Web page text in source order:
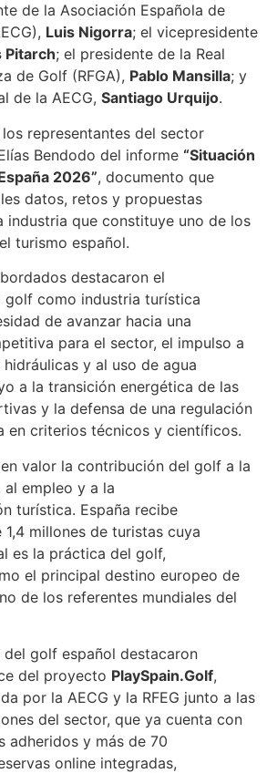
de la Asociación Española de
Luis Nigorra; el vicepresidente
Pitarch; el presidente de la Real
de Golf (RFGA), Pablo Mansilla; y
de la AECG, Santiago Urquijo.
representantes del sector
Bendodo del informe “Situación
2026”, documento que
datos, retos y propuestas
industria que constituye uno de los
turismo español.
destacaron el
golf como industria turística
de avanzar hacia una
para el sector, el impulso a
y al uso de agua
a la transición energética de las
y la defensa de una regulación
en criterios técnicos y científicos.
valor la contribución del golf a la
al empleo y a la
turística. España recibe
1,4 millones de turistas cuya
es la práctica del golf,
el principal destino europeo de
de los referentes mundiales del
del golf español destacaron
del proyecto PlaySpain.Golf,
por la AECG y la RFEG junto a las
del sector, que ya cuenta con
adheridos y más de 70
online integradas,